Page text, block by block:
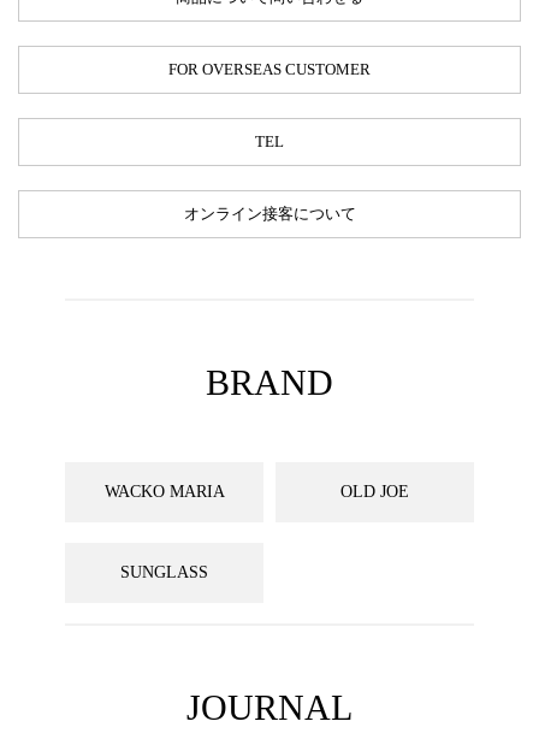
FOR OVERSEAS CUSTOMER
TEL
オンライン接客について
BRAND
WACKO MARIA OLD JOE
SUNGLASS
JOURNAL